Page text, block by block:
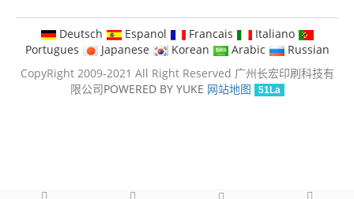
Deutsch Espanol Francais
Italiano
Portugues
Japanese Korean Arabic
Russian
CopyRight 2009-2021 All Right Reserved 广州长宏印刷科技有
限公司POWERED BY YUKE 网站地图 51La